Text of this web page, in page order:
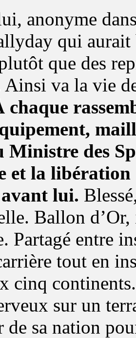
anonyme
qui aurait
que des
Ainsi va la vie
chaque
Ministre des
et la libération
avant lui.
Ballon
Partagé entre
tout en
cinq
sur un
de sa nation